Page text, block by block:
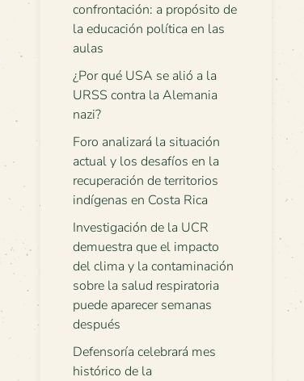
confrontación: a propósito de
la educación política en las
aulas
¿Por qué USA se alió a la
URSS contra la Alemania
nazi?
Foro analizará la situación
actual y los desafíos en la
recuperación de territorios
indígenas en Costa Rica
Investigación de la UCR
demuestra que el impacto
del clima y la contaminación
sobre la salud respiratoria
puede aparecer semanas
después
Defensoría celebrará mes
histórico de la